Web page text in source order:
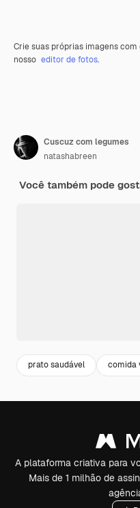
Crie suas próprias imagens com
nosso editor de fotos.
Cuscuz com legumes
natashabreen
Você também pode
prato saudável comida
A plataforma criativa para
Mais de 1 milhão de